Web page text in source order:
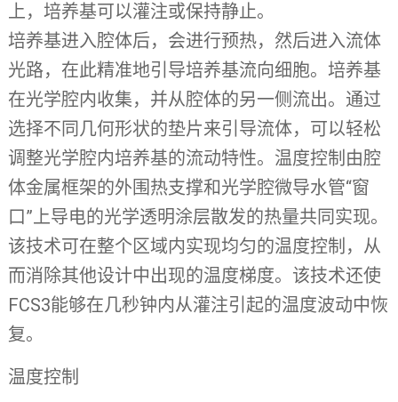
上，培养基可以灌注或保持静止。
培养基进入腔体后，会进行预热，然后进入流体
光路，在此精准地引导培养基流向细胞。培养基
在光学腔内收集，并从腔体的另一侧流出。通过
选择不同几何形状的垫片来引导流体，可以轻松
调整光学腔内培养基的流动特性。温度控制由腔
体金属框架的外围热支撑和光学腔微导水管“窗
口”上导电的光学透明涂层散发的热量共同实现。
该技术可在整个区域内实现均匀的温度控制，从
而消除其他设计中出现的温度梯度。该技术还使
FCS3能够在几秒钟内从灌注引起的温度波动中恢
复。
温度控制